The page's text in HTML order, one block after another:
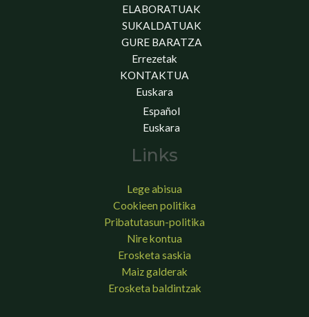
ELABORATUAK
SUKALDATUAK
GURE BARATZA
Errezetak
KONTAKTUA
Euskara
Español
Euskara
Links
Lege abisua
Cookieen politika
Pribatutasun-politika
Nire kontua
Erosketa saskia
Maiz galderak
Erosketa baldintzak